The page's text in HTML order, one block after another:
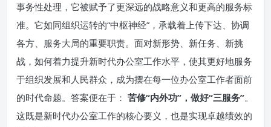
事务性处理，它被赋予了更深远的战略意义和更高的服务标
准。它如同组织运转的“中枢神经”，承载着上传下达、协调
各方、服务大局的重要职责。面对新形势、新任务、新挑
战，如何着力提升新时代办公室工作水平，使其更好地服务
于组织发展和人民群众，成为摆在每一位办公室工作者面前
的时代命题。答案便在于： 苦修“内外功”，做好“三服务”。
这既是新时代办公室工作的核心要义，也是实现卓越绩效的